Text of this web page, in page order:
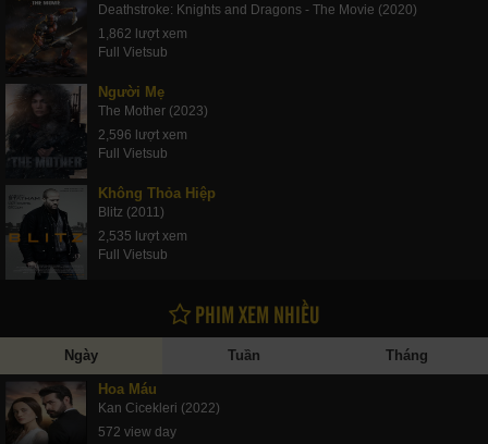
Deathstroke: Knights and Dragons - The Movie (2020)
1,862 lượt xem
Full Vietsub
Người Mẹ
The Mother (2023)
2,596 lượt xem
Full Vietsub
Không Thỏa Hiệp
Blitz (2011)
2,535 lượt xem
Full Vietsub
PHIM XEM NHIỀU
Ngày Tuần Tháng
Hoa Máu
Kan Cicekleri (2022)
572 view day